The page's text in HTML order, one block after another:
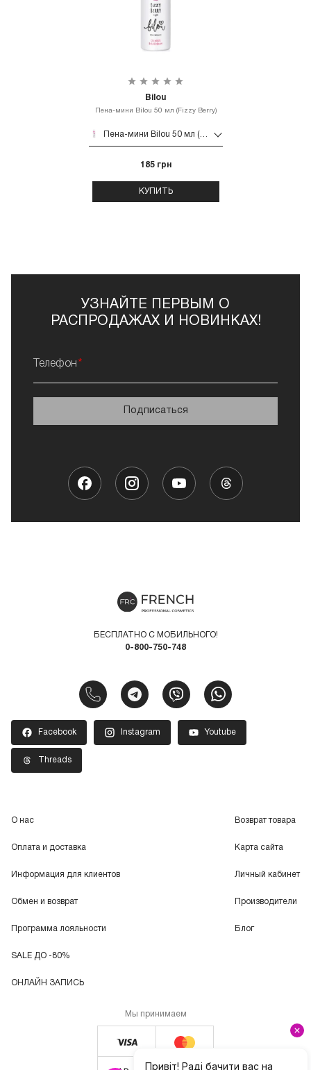
Bilou
Пена-мини Bilou 50 мл (Fizzy Berry)
Пена-мини Bilou 50 мл (Fizzy Berry)
185 грн
КУПИТЬ
УЗНАЙТЕ ПЕРВЫМ О
РАСПРОДАЖАХ И НОВИНКАХ!
Телефон
Подписаться
БЕСПЛАТНО С МОБИЛЬНОГО!
0-800-750-748
Facebook Instagram Youtube
Threads
О нас
Оплата и доставка
Информация для клиентов
Обмен и возврат
Программа лояльности
SALE ДО -80%
ОНЛАЙН ЗАПИСЬ
Возврат товара
Карта сайта
Личный кабинет
Производители
Блог
Мы принимаем